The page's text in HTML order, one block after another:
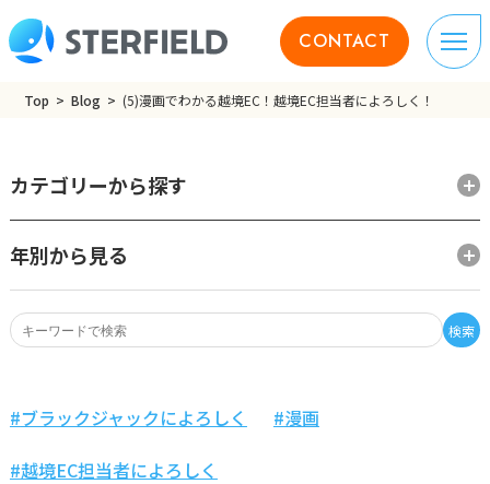
CONTACT
Top Blog (5)漫画でわかる越境EC！越境EC担当者によろしく！
検索
カテゴリーから探す
年別から見る
ブラックジャックによろしく
漫画
越境EC担当者によろしく